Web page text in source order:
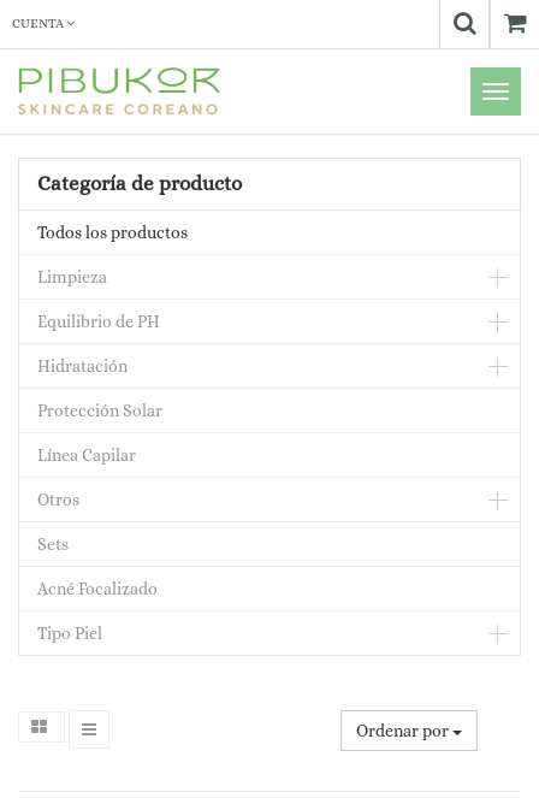
CUENTA
Menú
de
Categoría de producto
Todos los productos
Limpieza
Equilibrio de PH
Hidratación
Protección Solar
Línea Capilar
Otros
Sets
Acné Focalizado
Tipo Piel
Ordenar por